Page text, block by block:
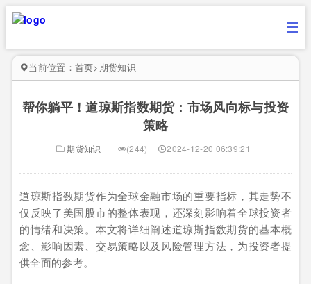
当前位置： 首页>期货知识
帮你躺平！道琼斯指数期货：市场风向标与投资
策略
期货知识 (244) 2024-12-20 06:39:21
道琼斯指数期货作为全球金融市场的重要指标，其走势不
仅反映了美国股市的整体表现，还深刻影响着全球投资者
的情绪和决策。本文将详细阐述道琼斯指数期货的基本概
念、影响因素、交易策略以及风险管理方法，为投资者提
供全面的参考。